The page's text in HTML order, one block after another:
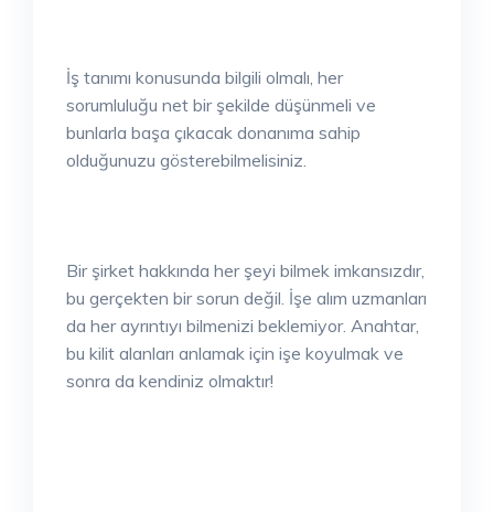
İş tanımı konusunda bilgili olmalı, her
sorumluluğu net bir şekilde düşünmeli ve
bunlarla başa çıkacak donanıma sahip
olduğunuzu gösterebilmelisiniz.
Bir şirket hakkında her şeyi bilmek imkansızdır,
bu gerçekten bir sorun değil. İşe alım uzmanları
da her ayrıntıyı bilmenizi beklemiyor. Anahtar,
bu kilit alanları anlamak için işe koyulmak ve
sonra da kendiniz olmaktır!